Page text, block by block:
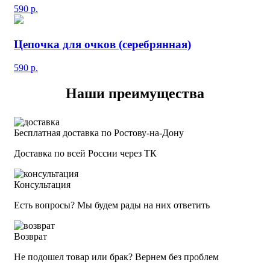
590 р.
Цепочка для очков (серебрянная)
590 р.
Наши преимущества
Бесплатная доставка по Ростову-на-Дону
Доставка по всей России через ТК
Консультация
Есть вопросы? Мы будем рады на них ответить
Возврат
Не подошел товар или брак? Вернем без проблем